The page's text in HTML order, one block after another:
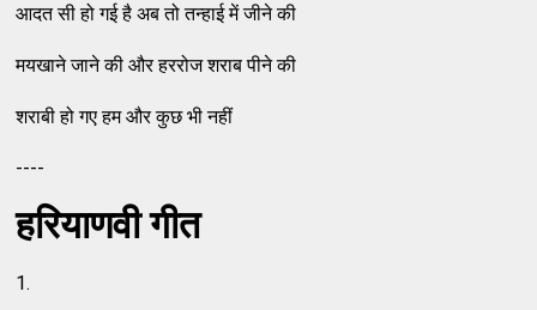
आदत सी हो गई है अब तो तन्‍हाई में जीने की
मयखाने जाने की और हररोज शराब पीने की
शराबी हो गए हम और कुछ भी नहीं
----
हरियाणवी गीत
1.